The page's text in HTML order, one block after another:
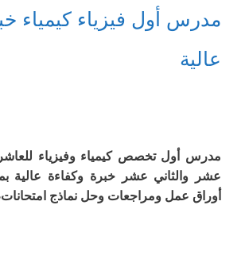
مدرس أول فيزياء كيمياء
عالية
مدرس أول تخصص كيمياء وفيزياء للعاشر
عشر والثاني عشر خبرة وكفاءة عالية
أوراق عمل ومراجعات وحل نماذج